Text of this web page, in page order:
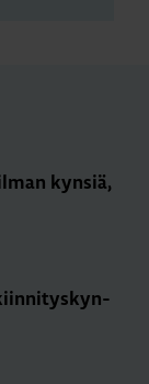
kyn­siä,